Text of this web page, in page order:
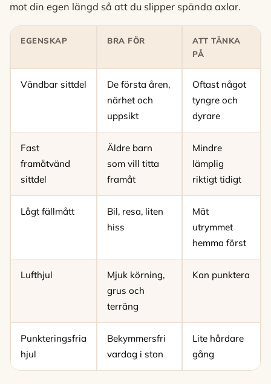
mot din egen längd så att du slipper spända axlar.
EGENSKAP BRA FÖR
ATT TÄNKA
PÅ
Vändbar sittdel
De första åren,
närhet och
uppsikt
Oftast något
tyngre och
dyrare
Fast
framåtvänd
sittdel
Äldre barn
som vill titta
framåt
Mindre
lämplig
riktigt tidigt
Lågt fällmått
Bil, resa, liten
hiss
Mät
utrymmet
hemma först
Lufthjul
Mjuk körning,
grus och
terräng
Kan punktera
Punkteringsfria
hjul
Bekymmersfri
vardag i stan
Lite hårdare
gång